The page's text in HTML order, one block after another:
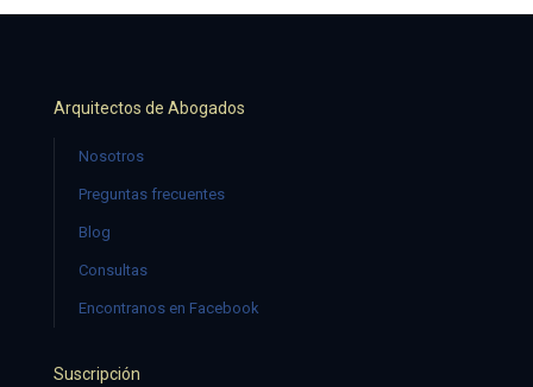
Arquitectos de Abogados
Nosotros
Preguntas frecuentes
Blog
Consultas
Encontranos en Facebook
Suscripción